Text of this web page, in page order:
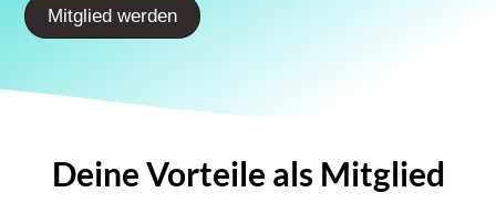
Mitglied werden
Deine Vorteile als Mitglied